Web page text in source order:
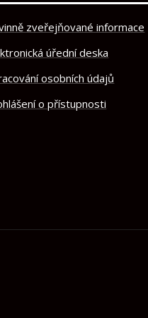
zveřejňované informace
úřední deska
osobních údajů
o přístupnosti